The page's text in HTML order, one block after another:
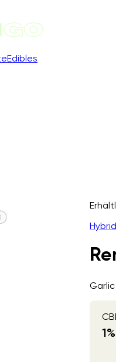
Edibles
1%